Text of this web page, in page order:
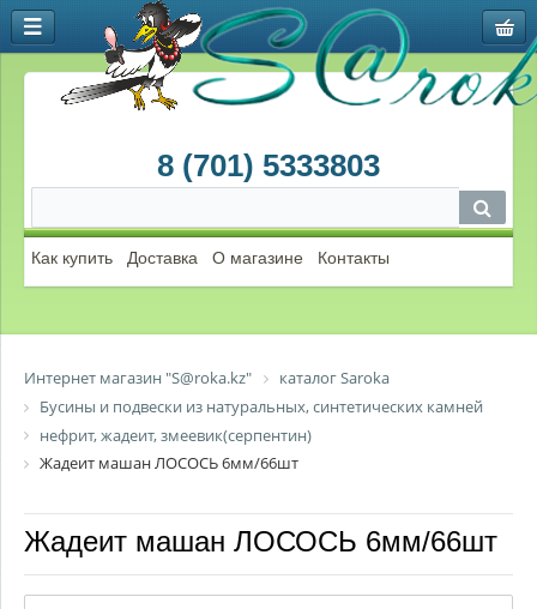
8 (701) 5333803
Как купить Доставка О магазине Контакты
Интернет магазин "S@roka.kz"
каталог Saroka
Бусины и подвески из натуральных, синтетических камней
нефрит, жадеит, змеевик(серпентин)
Жадеит машан ЛОСОСЬ 6мм/66шт
Жадеит машан ЛОСОСЬ 6мм/66шт